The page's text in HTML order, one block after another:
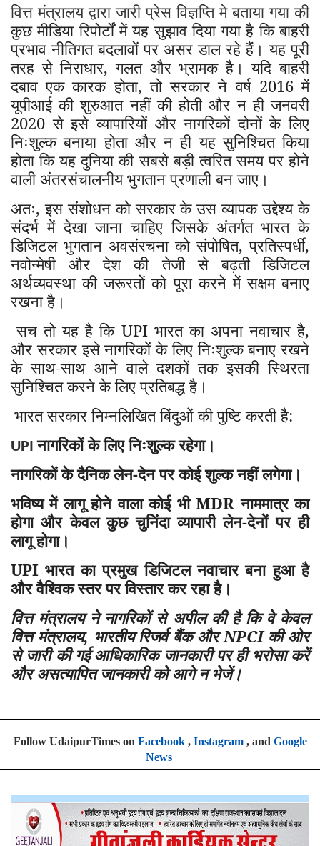
वित्त मंत्रालय द्वारा जारी प्रेस विज्ञप्ति मे बताया गया की
कुछ मीडिया रिपोर्टों में यह सुझाव दिया गया है कि बाहरी
प्रभाव नीतिगत बदलावों पर असर डाल रहे हैं। यह पूरी
तरह से निराधार,गलत और भ्रामक है। यदि बाहरी
दबाव एक कारक होता,तो सरकार ने वर्ष 2016में
यूपीआई की शुरुआत नहीं की होती और न ही जनवरी
2020से इसे व्यापारियों और नागरिकों दोनों के लिए
निःशुल्क बनाया होता और न ही यह सुनिश्चित किया
होता कि यह दुनिया की सबसे बड़ी त्वरित समय पर होने
वाली अंतरसंचालनीय भुगतान प्रणाली बन जाए।
अतः,इस संशोधन को सरकार के उस व्यापक उद्देश्य के
संदर्भ में देखा जाना चाहिए जिसके अंतर्गत भारत के
डिजिटल भुगतान अवसंरचना को संपोषित,प्रतिस्पर्धी,
नवोन्मेषी और देश की तेजी से बढ़ती डिजिटल
अर्थव्यवस्था की जरूरतों को पूरा करने में सक्षम बनाए
रखना है।
सच तो यह है कि UPI भारत का अपना नवाचार है,
और सरकार इसे नागरिकों के लिए निःशुल्क बनाए रखने
के साथ-साथ आने वाले दशकों तक इसकी स्थिरता
सुनिश्चित करने के लिए प्रतिबद्ध है।
भारत सरकार निम्नलिखित बिंदुओं की पुष्टि करती है:
UPIनागरिकों के लिए निःशुल्क रहेगा।
नागरिकों के दैनिक लेन-देन पर कोई शुल्क नहीं लगेगा।
भविष्य में लागू होने वाला कोई भी MDR नाममात्र का
होगा और केवल कुछ चुनिंदा व्यापारी लेन-देनों पर ही
लागू होगा।
UPI भारत का प्रमुख डिजिटल नवाचार बना हुआ है
और वैश्विक स्तर पर विस्तार कर रहा है।
वित्त मंत्रालय ने नागरिकों से अपील की है कि वे केवल
वित्त मंत्रालय, भारतीय रिजर्व बैंक और NPCI की ओर
से जारी की गई आधिकारिक जानकारी पर ही भरोसा करें
और असत्यापित जानकारी को आगे न भेजें।
Follow UdaipurTimes on Facebook, Instagram, and Google
News